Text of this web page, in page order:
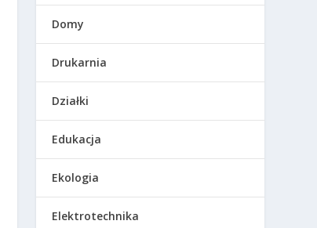
Domy
Drukarnia
Działki
Edukacja
Ekologia
Elektrotechnika